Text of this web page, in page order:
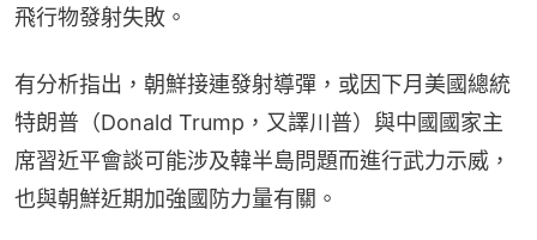
飛行物發射失敗。
有分析指出，朝鮮接連發射導彈，或因下月美國總統
特朗普（Donald Trump，又譯川普）與中國國家主
席習近平會談可能涉及韓半島問題而進行武力示威，
也與朝鮮近期加強國防力量有關。